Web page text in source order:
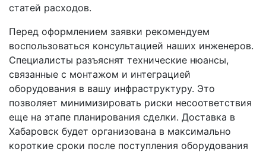
статей расходов.
Перед оформлением заявки рекомендуем
воспользоваться консультацией наших инженеров.
Специалисты разъяснят технические нюансы,
связанные с монтажом и интеграцией
оборудования в вашу инфраструктуру. Это
позволяет минимизировать риски несоответствия
еще на этапе планирования сделки. Доставка в
Хабаровск будет организована в максимально
короткие сроки после поступления оборудования